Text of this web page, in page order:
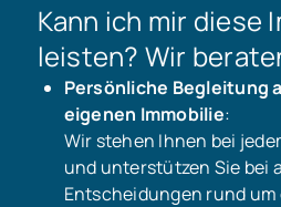
Kann ich mir diese
leisten? Wir
Persönliche Begleitung
eigenen Immobilie:
Wir stehen Ihnen bei
und unterstützen Sie bei
Entscheidungen rund